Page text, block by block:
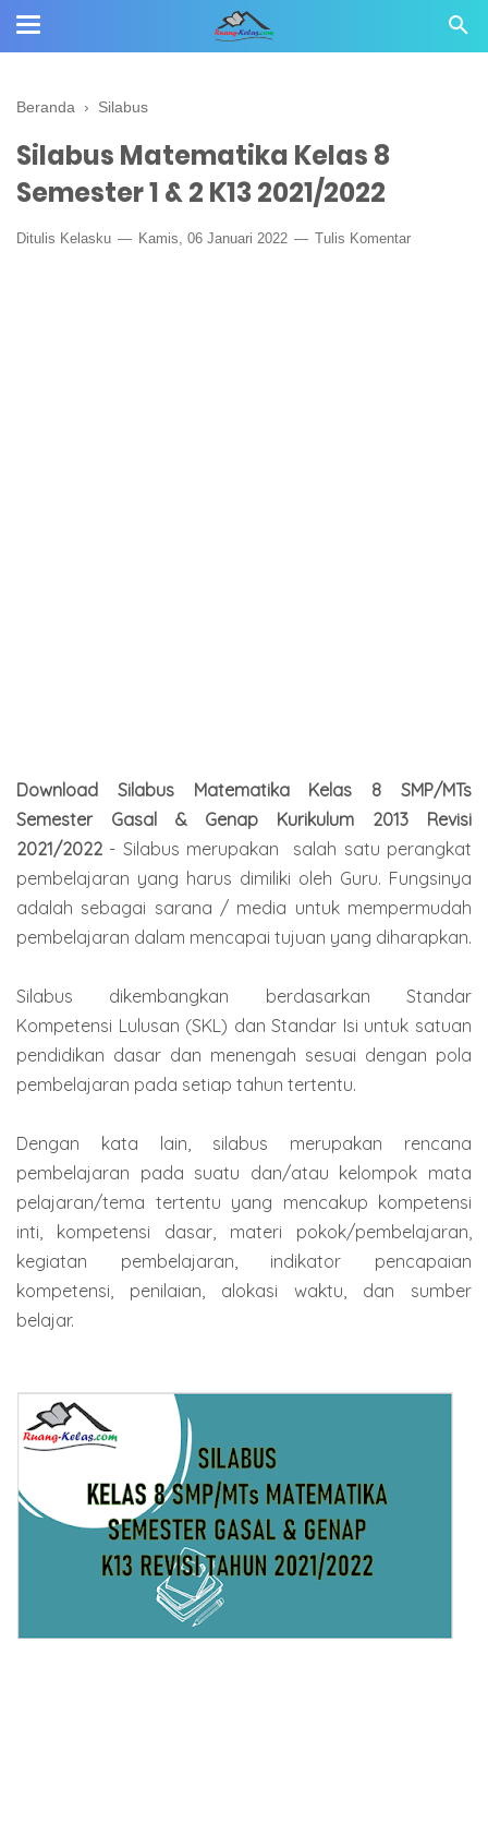
Beranda › Silabus
Silabus Matematika Kelas 8
Semester 1 & 2 K13 2021/2022
Ditulis Kelasku Kamis, 06 Januari 2022 Tulis Komentar
Download Silabus Matematika Kelas 8 SMP/MTs
Semester Gasal & Genap Kurikulum 2013 Revisi
2021/2022 - Silabus merupakan salah satu perangkat
pembelajaran yang harus dimiliki oleh Guru. Fungsinya
adalah sebagai sarana / media untuk mempermudah
pembelajaran dalam mencapai tujuan yang diharapkan.
Silabus dikembangkan berdasarkan Standar
Kompetensi Lulusan (SKL) dan Standar Isi untuk satuan
pendidikan dasar dan menengah sesuai dengan pola
pembelajaran pada setiap tahun tertentu.
Dengan kata lain, silabus merupakan rencana
pembelajaran pada suatu dan/atau kelompok mata
pelajaran/tema tertentu yang mencakup kompetensi
inti, kompetensi dasar, materi pokok/pembelajaran,
kegiatan pembelajaran, indikator pencapaian
kompetensi, penilaian, alokasi waktu, dan sumber
belajar.